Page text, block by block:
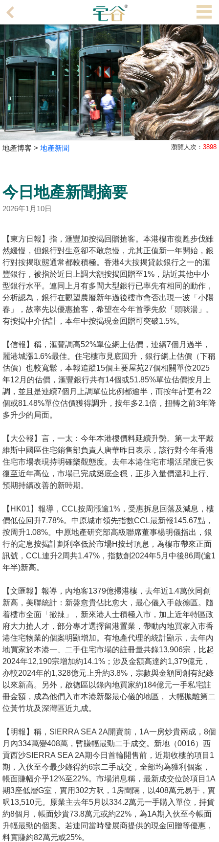
理
主
頁
搵
樓/
成
交
業
主
宅
谷
揭
地
產
博
客
地
新
聞
數
據
公
置
業
手
冊
關
於
我
們
地產博客 > 地產新聞 瀏覽人次： 3898
今日地產新聞摘要
2026年1月10日
【東方日報】指，滙豐加按揭回贈搶客。本港樓市復甦步伐雖
然緩慢，但銀行對生意卻不敢怠慢，尤其正值新一年開始，銀
行對按揭取態通常都較積極。香港4大按揭貸款銀行之一的滙
豐銀行，被指於近日上調大額按揭回贈至1%，貼近其他中小
型銀行水平。連同上月有多間大型銀行已率先有相同的動作，
分析認為，銀行在觀望農曆新年過後樓市會否出現一波「小陽
春」，故率先以優惠搶客，希望在今年首季先飲「頭啖湯」。
有按揭中介估計，本年中按揭現金回贈可突破1.5%。
【信報】稱，滙豐調高52%單位網上估價，連續7個月過半，
麗港城漲1.6%最佳。住宅樓市見底回升，銀行網上估價（下稱
估價）也較寬鬆，本報追蹤15個主要屋苑27個相關單位2025
年12月的估價，滙豐銀行共有14個或51.85%單位估價按月上
調，並且是連續7個月上調單位比例都逾半，而按年計更有22
個或81.48%單位估價獲得調升，按年多2.1倍，扭轉之前3年降
多升少的局面。
【大公報】言，一太：今年本港樓價料延續升勢。第一太平戴
維斯中國區住宅銷售部負責人唐華昨日表示，該行對今年香港
住宅市場表現持明確樂觀態度。去年本港住宅市場活躍度已恢
復至近年高位，市場已完成築底企穩，正步入量價溫和上行、
預期持續改善的新時期。
【HK01】報導，CCL按周漲逾1%，受惠拆息回落及減息，樓
價低位回升7.78%。中原城市領先指數CCL最新報145.67點，
按周升1.08%。中原地產研究部高級聯席董事楊明儀指出，銀
行的定息按揭計劃利率低於市場H按封頂息，為樓市帶來正面
訊號，CCL連升2周共1.47%，指數創2024年5月中後86周(逾1
年半)新高。
【文匯報】報導，內地客1379億掃港樓，去年近1.4萬伙同創
新高，美聯統計：新盤愈貴佔比愈大，最心儀入手啟德區。隨
着樓市全面「撤辣」，新來港人士積極入市，加上近年特區政
府大力搶人才，部分專才選擇留港置業，帶動內地買家入市香
港住宅物業的個案明顯增加。有地產代理的統計顯示，去年內
地買家於本港一、二手住宅市場的註冊量共錄13,906宗，比起
2024年12,190宗增加約14.1%；涉及金額高達約1,379億元，
亦較2024年的1,328億元上升約3.8%，宗數與金額同創有紀錄
以來新高。另外，啟德區以錄內地買家約184億元一手私宅註
冊金額，成為他們入市本港新盤最心儀的地區， 大幅拋離第二
位黃竹坑及深灣區近九成。
【明報】稱，SIERRA SEA 2A開賣前，1A一房炒貴兩成，8個
月內334萬變408萬，暫賺幅最勁二手成交。新地（0016）西
貢西沙SIERRA SEA 2A期今日首輪開售前，近期收樓的項目1
期，入伙至今最少錄得約6宗二手成交，全部均為獲利個案，
帳面賺幅介乎12%至22%。市場消息稱，最新成交位於項目1A
期3座低層G室，實用302方呎，1房間隔，以408萬元易手，實
呎13,510元。原業主去年5月以334.2萬元一手購入單位，持貨
約8個月，帳面炒貴73.8萬元或約22%，為1A期入伙至今帳面
升幅最勁的個案。若連同當時發展商提供的現金回贈等優惠，
料實賺約82萬元或25%。